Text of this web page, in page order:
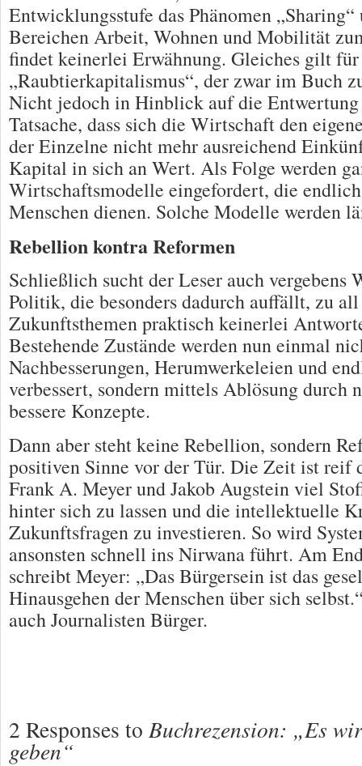
Entwicklungsstufe das Phänomen
Bereichen Arbeit, Wohnen und Mobilität
findet keinerlei Erwähnung. Gleiches gilt für
„Raubtierkapitalismus“, der zwar im Buch
Nicht jedoch in Hinblick auf die
Tatsache, dass sich die Wirtschaft den
der Einzelne nicht mehr ausreichend
Kapital in sich an Wert. Als Folge werden
Wirtschaftsmodelle eingefordert, die
Menschen dienen. Solche Modelle werden
Rebellion kontra Reformen
Schließlich sucht der Leser auch vergebens
Politik, die besonders dadurch auffällt, zu
Zukunftsthemen praktisch keinerlei
Bestehende Zustände werden nun einmal
Nachbesserungen, Herumwerkeleien und
verbessert, sondern mittels Ablösung durch
bessere Konzepte.
Dann aber steht keine Rebellion, sondern
positiven Sinne vor der Tür. Die Zeit ist reif
Frank A. Meyer und Jakob Augstein viel
hinter sich zu lassen und die intellektuelle
Zukunftsfragen zu investieren. So wird
ansonsten schnell ins Nirwana führt. Am
schreibt Meyer: „Das Bürgersein ist das
Hinausgehen der Menschen über sich
auch Journalisten Bürger.
2 Responses to Buchrezension: „Es
geben“